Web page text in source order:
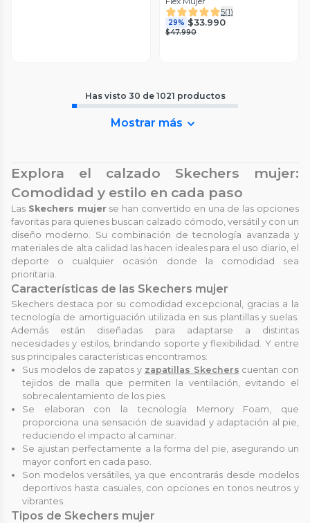
5(1)
29% $33.990
$47.990
Has visto 30 de 1021 productos
Mostrar más
Explora el calzado Skechers mujer:
Comodidad y estilo en cada paso
Las Skechers mujerse han convertido en una de las opciones
favoritas para quienes buscan calzado cómodo, versátil y con un
diseño moderno. Su combinación de tecnología avanzada y
materiales de alta calidad las hacen ideales para el uso diario, el
deporte o cualquier ocasión donde la comodidad sea
prioritaria.
Características de las Skechers mujer
Skechers destaca por su comodidad excepcional, gracias a la
tecnología de amortiguación utilizada en sus plantillas y suelas.
Además están diseñadas para adaptarse a distintas
necesidades y estilos, brindando soporte y flexibilidad. Y entre
sus principales características encontramos:
Sus modelos de zapatos y zapatillas Skechers cuentan con
tejidos de malla que permiten la ventilación, evitando el
sobrecalentamiento de los pies.
Se elaboran con la tecnología Memory Foam, que
proporciona una sensación de suavidad y adaptación al pie,
reduciendo el impacto al caminar.
Se ajustan perfectamente a la forma del pie, asegurando un
mayor confort en cada paso.
Son modelos versátiles, ya que encontrarás desde modelos
deportivos hasta casuales, con opciones en tonos neutros y
vibrantes.
Tipos de Skechers mujer